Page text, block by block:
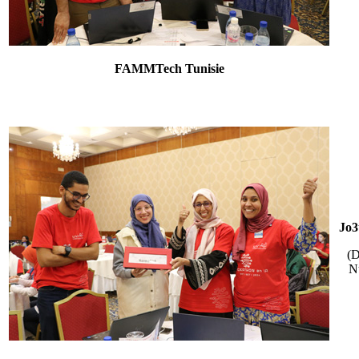
FAMMTech Tunisie